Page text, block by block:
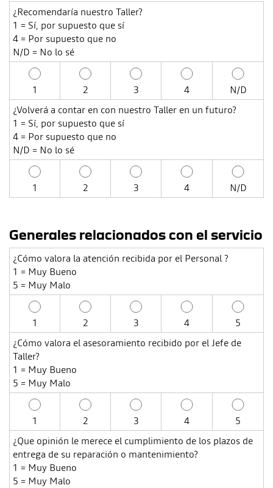
¿Recomendaría nuestro Taller?
1 = Sí, por supuesto que sí
4 = Por supuesto que no
N/D = No lo sé
1 2 3 4
N/D
¿Volverá a contar en con nuestro Taller en un futuro?
1 = Sí, por supuesto que sí
4 = Por supuesto que no
N/D = No lo sé
1 2 3 4 N/D
Generales relacionados con el servicio
¿Cómo valora la atención recibida por el Personal ?
1 = Muy Bueno
5 = Muy Malo
1 2 3 4
5
¿Cómo valora el asesoramiento recibido por el Jefe de
Taller?
1 = Muy Bueno
5 = Muy Malo
1 2 3 4
5
¿Que opinión le merece el cumplimiento de los plazos de
entrega de su reparación o mantenimiento?
1 = Muy Bueno
5 = Muy Malo